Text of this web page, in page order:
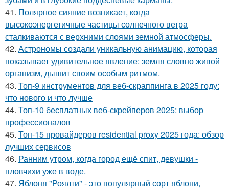
41. Полярное сияние возникает, когда
высокоэнергетичные частицы солнечного ветра
сталкиваются с верхними слоями земной атмосферы.
42. Астрономы создали уникальную анимацию, которая
показывает удивительное явление: земля словно живой
организм, дышит своим особым ритмом.
43. Топ-9 инструментов для веб-скраппинга в 2025 году:
что нового и что лучше
44. Топ-10 бесплатных веб-скрейперов 2025: выбор
профессионалов
45. Топ-15 провайдеров residential proxy 2025 года: обзор
лучших сервисов
46. Ранним утром, когда город ещё спит, девушки -
пловчихи уже в воде.
47. Яблоня "Роялти" - это популярный сорт яблони,